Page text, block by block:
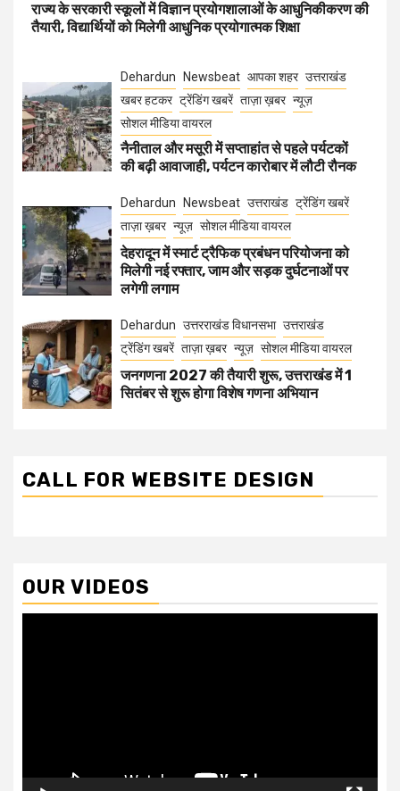
राज्य के सरकारी स्कूलों में विज्ञान प्रयोगशालाओं के आधुनिकीकरण की
तैयारी, विद्यार्थियों को मिलेगी आधुनिक प्रयोगात्मक शिक्षा
Dehardun Newsbeat आपका शहर उत्तराखंड
खबर हटकर ट्रेंडिंग खबरें ताज़ा ख़बर न्यूज़
सोशल मीडिया वायरल
नैनीताल और मसूरी में सप्ताहांत से पहले पर्यटकों
की बढ़ी आवाजाही, पर्यटन कारोबार में लौटी रौनक
Dehardun Newsbeat उत्तराखंड ट्रेंडिंग खबरें
ताज़ा ख़बर न्यूज़ सोशल मीडिया वायरल
देहरादून में स्मार्ट ट्रैफिक प्रबंधन परियोजना को
मिलेगी नई रफ्तार, जाम और सड़क दुर्घटनाओं पर
लगेगी लगाम
Dehardun उत्तरराखंड विधानसभा उत्तराखंड
ट्रेंडिंग खबरें ताज़ा ख़बर न्यूज़ सोशल मीडिया वायरल
जनगणना 2027 की तैयारी शुरू, उत्तराखंड में 1
सितंबर से शुरू होगा विशेष गणना अभियान
CALL FOR WEBSITE DESIGN
OUR VIDEOS